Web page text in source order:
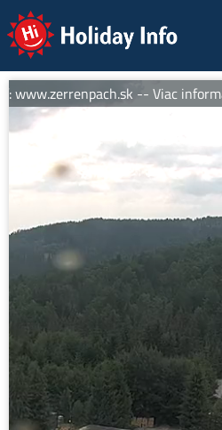
Holiday Info
www.zerrenpach.sk -- Viac